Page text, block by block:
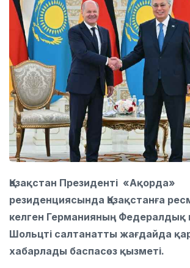
Қазақстан Президенті «Ақорда»
резиденциясында Қазақстанға
келген Германияның Федералдық
Шольцті салтанатты жағдайда
хабарлады баспасөз қызметі.